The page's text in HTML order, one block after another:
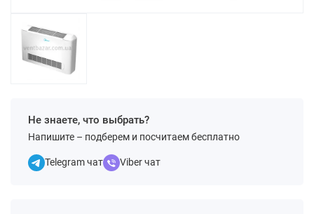
Не знаете, что выбрать?
Напишите – подберем и посчитаем бесплатно
Telegram чат Viber чат